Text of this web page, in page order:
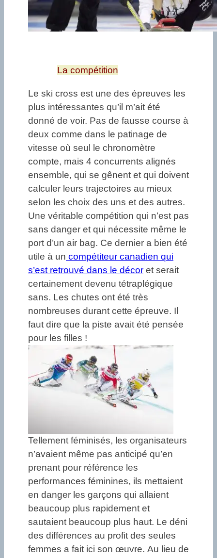
La compétition
Le ski cross est une des épreuves les
plus intéressantes qu’il m’ait été
donné de voir. Pas de fausse course à
deux comme dans le patinage de
vitesse où seul le chronomètre
compte, mais 4 concurrents alignés
ensemble, qui se gênent et qui doivent
calculer leurs trajectoires au mieux
selon les choix des uns et des autres.
Une véritable compétition qui n’est pas
sans danger et qui nécessite même le
port d’un air bag. Ce dernier a bien été
utile à un compétiteur canadien qui
s’est retrouvé dans le décor et serait
certainement devenu tétraplégique
sans. Les chutes ont été très
nombreuses durant cette épreuve. Il
faut dire que la piste avait été pensée
pour les filles !
Tellement féminisés, les organisateurs
n’avaient même pas anticipé qu’en
prenant pour référence les
performances féminines, ils mettaient
en danger les garçons qui allaient
beaucoup plus rapidement et
sautaient beaucoup plus haut. Le déni
des différences au profit des seules
femmes a fait ici son œuvre. Au lieu de